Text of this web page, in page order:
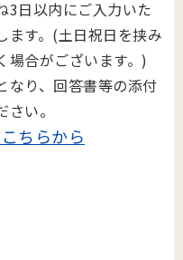
3日以内にご入力いた
ます。(土日祝日を挟み
場合がございます。)
なり、回答書等の添付
い。
ちらから